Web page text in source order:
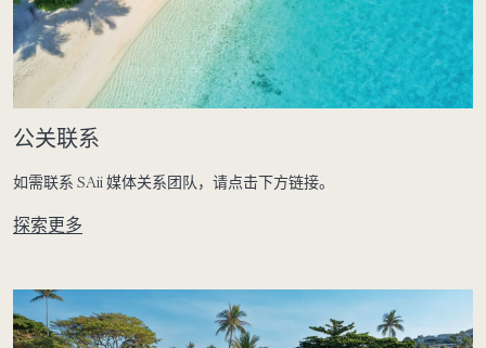
公关联系
如需联系 SAii 媒体关系团队，请点击下方链接。
探索更多